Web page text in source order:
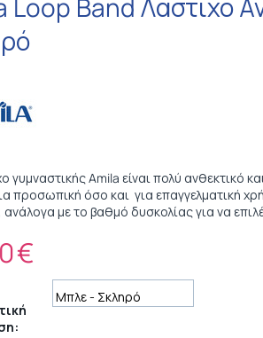
Loop Band Λάστιχο
γυμναστικής Amila είναι πολύ ανθεκτικό
προσωπική όσο και για επαγγελματική
με το βαθμό δυσκολίας για να
€